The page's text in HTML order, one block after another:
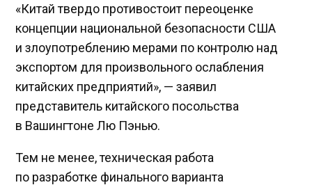
«Китай твердо противостоит переоценке
концепции национальной безопасности США
и злоупотреблению мерами по контролю над
экспортом для произвольного ослабления
китайских предприятий», — заявил
представитель китайского посольства
в Вашингтоне Лю Пэнью.
Тем не менее, техническая работа
по разработке финального варианта